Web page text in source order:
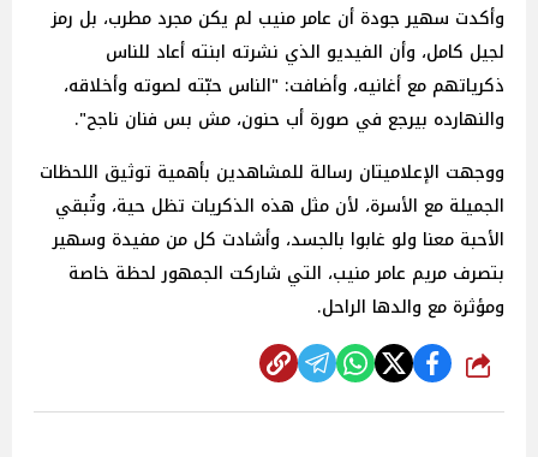
وأكدت سهير جودة أن عامر منيب لم يكن مجرد مطرب، بل رمز
لجيل كامل، وأن الفيديو الذي نشرته ابنته أعاد للناس
ذكرياتهم مع أغانيه، وأضافت: "الناس حبّته لصوته وأخلاقه،
والنهارده بيرجع في صورة أب حنون، مش بس فنان ناجح".
ووجهت الإعلاميتان رسالة للمشاهدين بأهمية توثيق اللحظات
الجميلة مع الأسرة، لأن مثل هذه الذكريات تظل حية، وتُبقي
الأحبة معنا ولو غابوا بالجسد، وأشادت كل من مفيدة وسهير
بتصرف مريم عامر منيب، التي شاركت الجمهور لحظة خاصة
ومؤثرة مع والدها الراحل.
شارك